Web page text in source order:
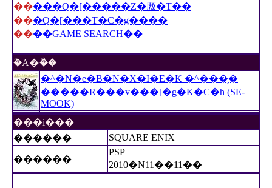
�����Q�[�����Z�厫�T��
���Q�[���T�C�g����
����GAME SEARCH��
�֘A�ޯ��
�^�N�e�B�N�X�I�E�K �^���̗�
�����R���v���[�g�K�C�h (SE-
MOOK)
���i���
������
SQUARE ENIX
������
PSP
2010�N11��11��